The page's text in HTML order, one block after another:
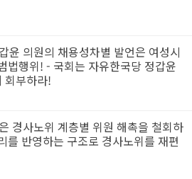
윤 의원의 채용성차별 발언은 여성시
법행위! - 국회는 자유한국당 정갑윤
회부하라!
경사노위 계층별 위원 해촉을 철회하
를 반영하는 구조로 경사노위를 재편